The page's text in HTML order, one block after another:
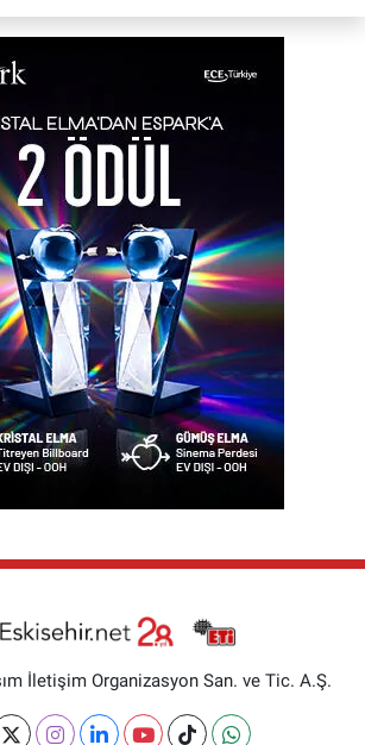
İletişim Organizasyon San. ve Tic. A.Ş.